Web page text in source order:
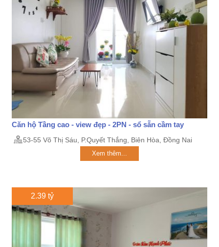
Căn hộ Tầng cao - view đẹp - 2PN - sổ sẵn cầm tay
53-55 Võ Thị Sáu, P.Quyết Thắng, Biên Hòa, Đồng Nai
Xem thêm...
2.39 tỷ